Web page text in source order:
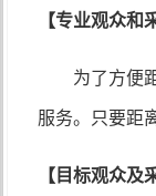
【专业观众和
为了方便
服务。只要距
【目标观众及